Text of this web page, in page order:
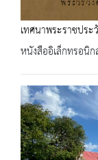
เทศนาพระราชประ
หนังสืออิเล็กทรอนิ